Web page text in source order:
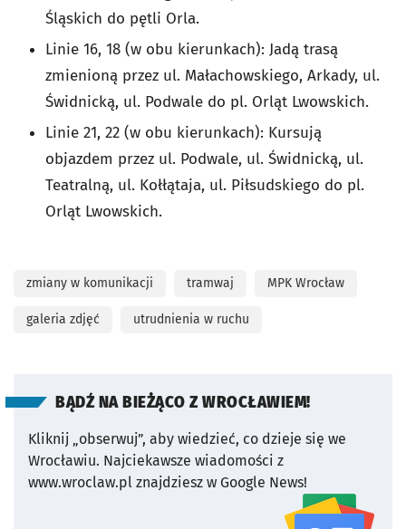
Śląskich do pętli Orla.
Linie 16, 18 (w obu kierunkach): Jadą trasą
zmienioną przez ul. Małachowskiego, Arkady, ul.
Świdnicką, ul. Podwale do pl. Orląt Lwowskich.
Linie 21, 22 (w obu kierunkach): Kursują
objazdem przez ul. Podwale, ul. Świdnicką, ul.
Teatralną, ul. Kołłątaja, ul. Piłsudskiego do pl.
Orląt Lwowskich.
zmiany w komunikacji tramwaj MPK Wrocław
galeria zdjęć utrudnienia w ruchu
BĄDŹ NA BIEŻĄCO Z WROCŁAWIEM!
Kliknij „obserwuj”, aby wiedzieć, co dzieje się we
Wrocławiu. Najciekawsze wiadomości z
www.wroclaw.pl znajdziesz w Google News!